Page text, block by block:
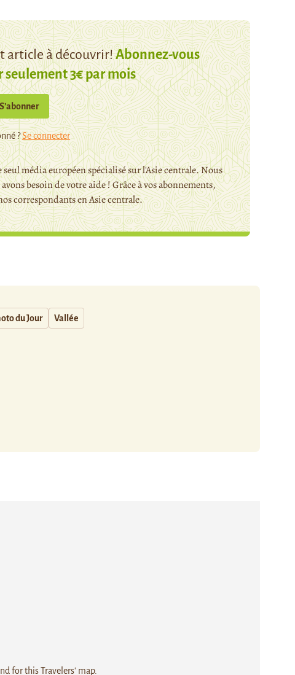
article à découvrir!Abonnez-vous
3€ par mois
S’abonner
?Se connecter
média européen spécialisé sur l'Asie centrale. Nous
besoin de votre aide ! Grâce à vos abonnements,
correspondants en Asie centrale.
du Jour Vallée
for this Travelers' map.